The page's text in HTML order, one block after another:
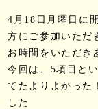
4月18日月曜日に
方にご参加いた
お時間をいただき
今回は、5項目と
てたよりよかった
した